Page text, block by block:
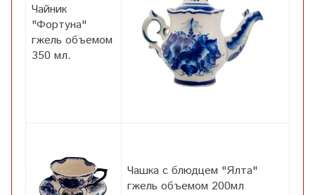
Чайник
"Фортуна"
гжель объемом
350 мл.
Чашка с блюдцем "Ялта"
гжель объемом 200мл